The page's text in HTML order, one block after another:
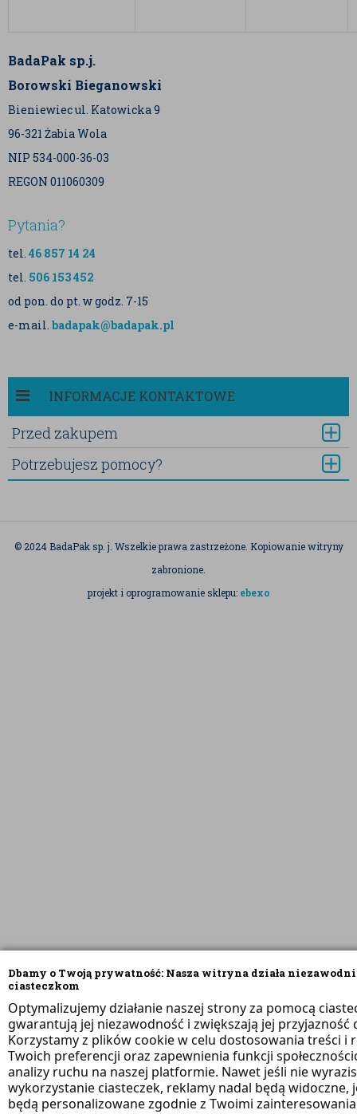
Dbamy o Twoją prywatność: Nasza witryna działa
ciasteczkom
Optymalizujemy działanie naszej strony za pomocą
gwarantują jej niezawodność i zwiększają jej przyjazność
Korzystamy z plików cookie w celu dostosowania treści i
Twoich preferencji oraz zapewnienia funkcji
analizy ruchu na naszej platformie. Nawet jeśli nie
wykorzystanie ciasteczek, reklamy nadal będą widoczne,
będą personalizowane zgodnie z Twoimi
BadaPak sp.j.
Borowski Bieganowski
Bieniewiec ul. Katowicka 9
96-321 Żabia Wola
NIP 534-000-36-03
REGON 011060309
Pytania?
tel. 46 857 14 24
tel. 506 153 452
od pon. do pt. w godz. 7-15
e-mail. badapak@badapak.pl
INFORMACJE KONTAKTOWE
Przed zakupem
Potrzebujesz pomocy?
© 2024 BadaPak sp. j. Wszelkie prawa zastrzeżone. Kopiowanie witryny
zabronione.
projekt i oprogramowanie sklepu: ebexo